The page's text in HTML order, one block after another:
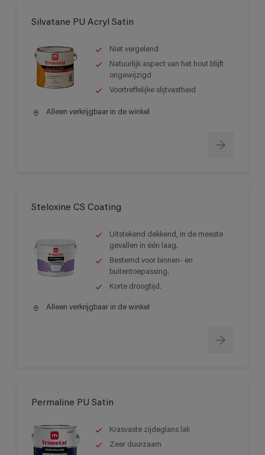
Silvatane PU Acryl Satin
Niet vergelend
Natuurlijk aspect van het hout blijft
ongewijzigd
Voortreffelijke slijtvastheid
Alleen verkrijgbaar in de winkel
Steloxine CS Coating
Uitstekend dekkend, in de meeste
gevallen in één laag.
Bestemd voor binnen- en
buitentoepassing.
Korte droogtijd.
Alleen verkrijgbaar in de winkel
Permaline PU Satin
Krasvaste zijdeglans lak
Zeer duurzaam